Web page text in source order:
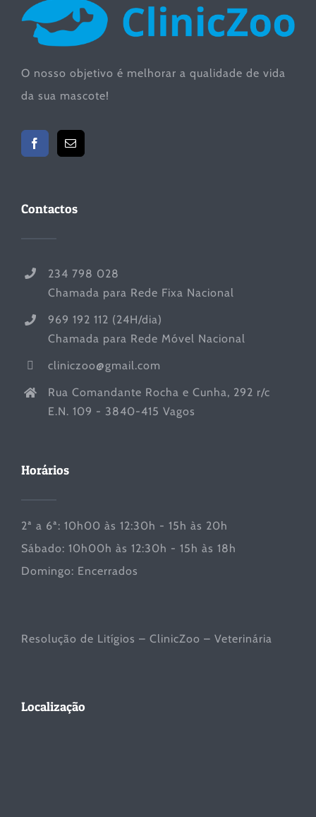
O nosso objetivo é melhorar a qualidade de vida
da sua mascote!
Contactos
234 798 028
Chamada para Rede Fixa Nacional
969 192 112 (24H/dia)
Chamada para Rede Móvel Nacional
cliniczoo@gmail.com
Rua Comandante Rocha e Cunha, 292 r/c
E.N. 109 - 3840-415 Vagos
Horários
2ª a 6ª: 10h00 às 12:30h - 15h às 20h
Sábado: 10h00h às 12:30h - 15h às 18h
Domingo: Encerrados
Resolução de Litígios – ClinicZoo – Veterinária
Localização